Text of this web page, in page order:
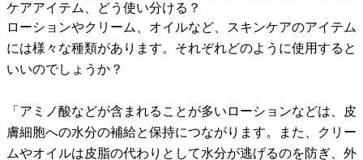
ケアアイテム、どう使い分ける？
ローションやクリーム、オイルなど、スキンケアのアイテム
には様々な種類があります。それぞれどのように使用すると
いいのでしょうか？
「アミノ酸などが含まれることが多いローションなどは、皮
膚細胞への水分の補給と保持につながります。また、クリー
ムやオイルは皮脂の代わりとして水分が逃げるのを防ぎ、外